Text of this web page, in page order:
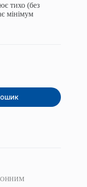
тихо (без
мінімум